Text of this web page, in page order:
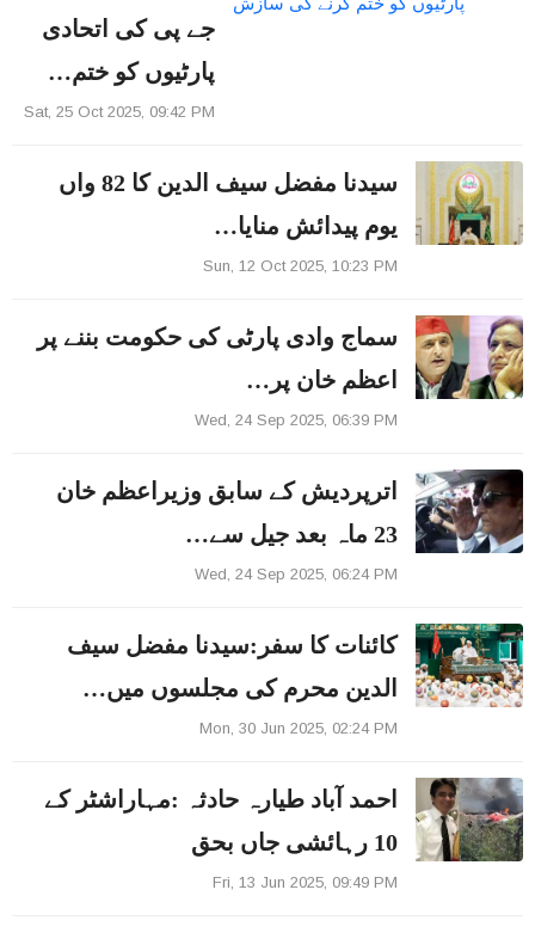
جے پی کی اتحادی
پارٹیوں کو ختم…
Sat, 25 Oct 2025, 09:42 PM
سیدنا مفضل سیف الدین کا 82 واں
یوم پیدائش منایا…
Sun, 12 Oct 2025, 10:23 PM
سماج وادی پارٹی کی حکومت بننے پر
اعظم خان پر…
Wed, 24 Sep 2025, 06:39 PM
اترپردیش کے سابق وزیراعظم خان
23 ماہ بعد جیل سے…
Wed, 24 Sep 2025, 06:24 PM
کائنات کا سفر:سیدنا مفضل سیف
الدین محرم کی مجلسوں میں…
Mon, 30 Jun 2025, 02:24 PM
احمد آباد طیارہ حادثہ :مہاراشٹر کے
10 رہائشی جاں بحق
Fri, 13 Jun 2025, 09:49 PM